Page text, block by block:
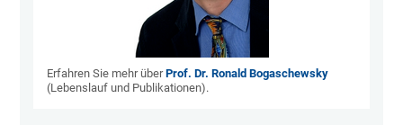
Erfahren Sie mehr überProf. Dr. Ronald Bogaschewsky
(Lebenslauf und Publikationen).